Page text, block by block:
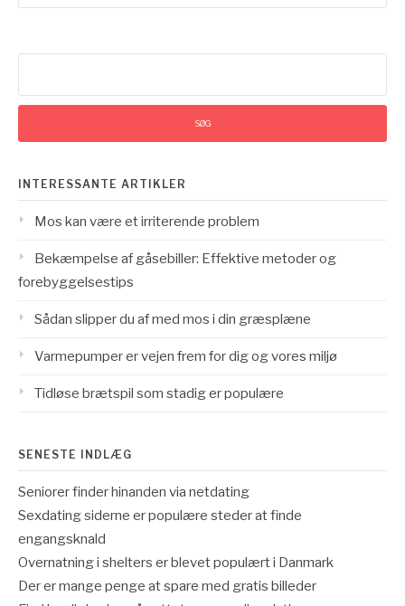
INTERESSANTE ARTIKLER
Mos kan være et irriterende problem
Bekæmpelse af gåsebiller: Effektive metoder og
forebyggelsestips
Sådan slipper du af med mos i din græsplæne
Varmepumper er vejen frem for dig og vores miljø
Tidløse brætspil som stadig er populære
SENESTE INDLÆG
Seniorer finder hinanden via netdating
Sexdating siderne er populære steder at finde
engangsknald
Overnatning i shelters er blevet populært i Danmark
Der er mange penge at spare med gratis billeder